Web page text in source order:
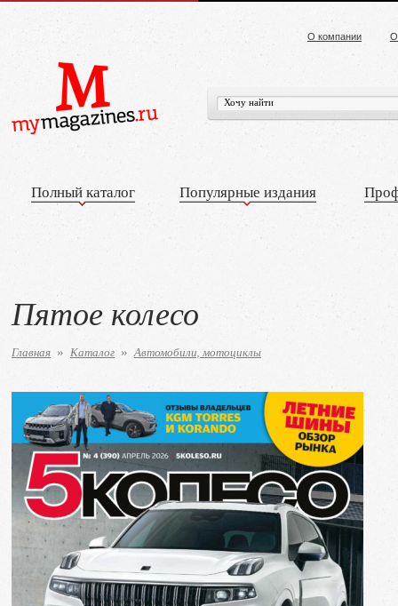
О компании
Полный каталог Популярные издания
Пятое колесо
Главная » Каталог » Автомобили, мотоциклы